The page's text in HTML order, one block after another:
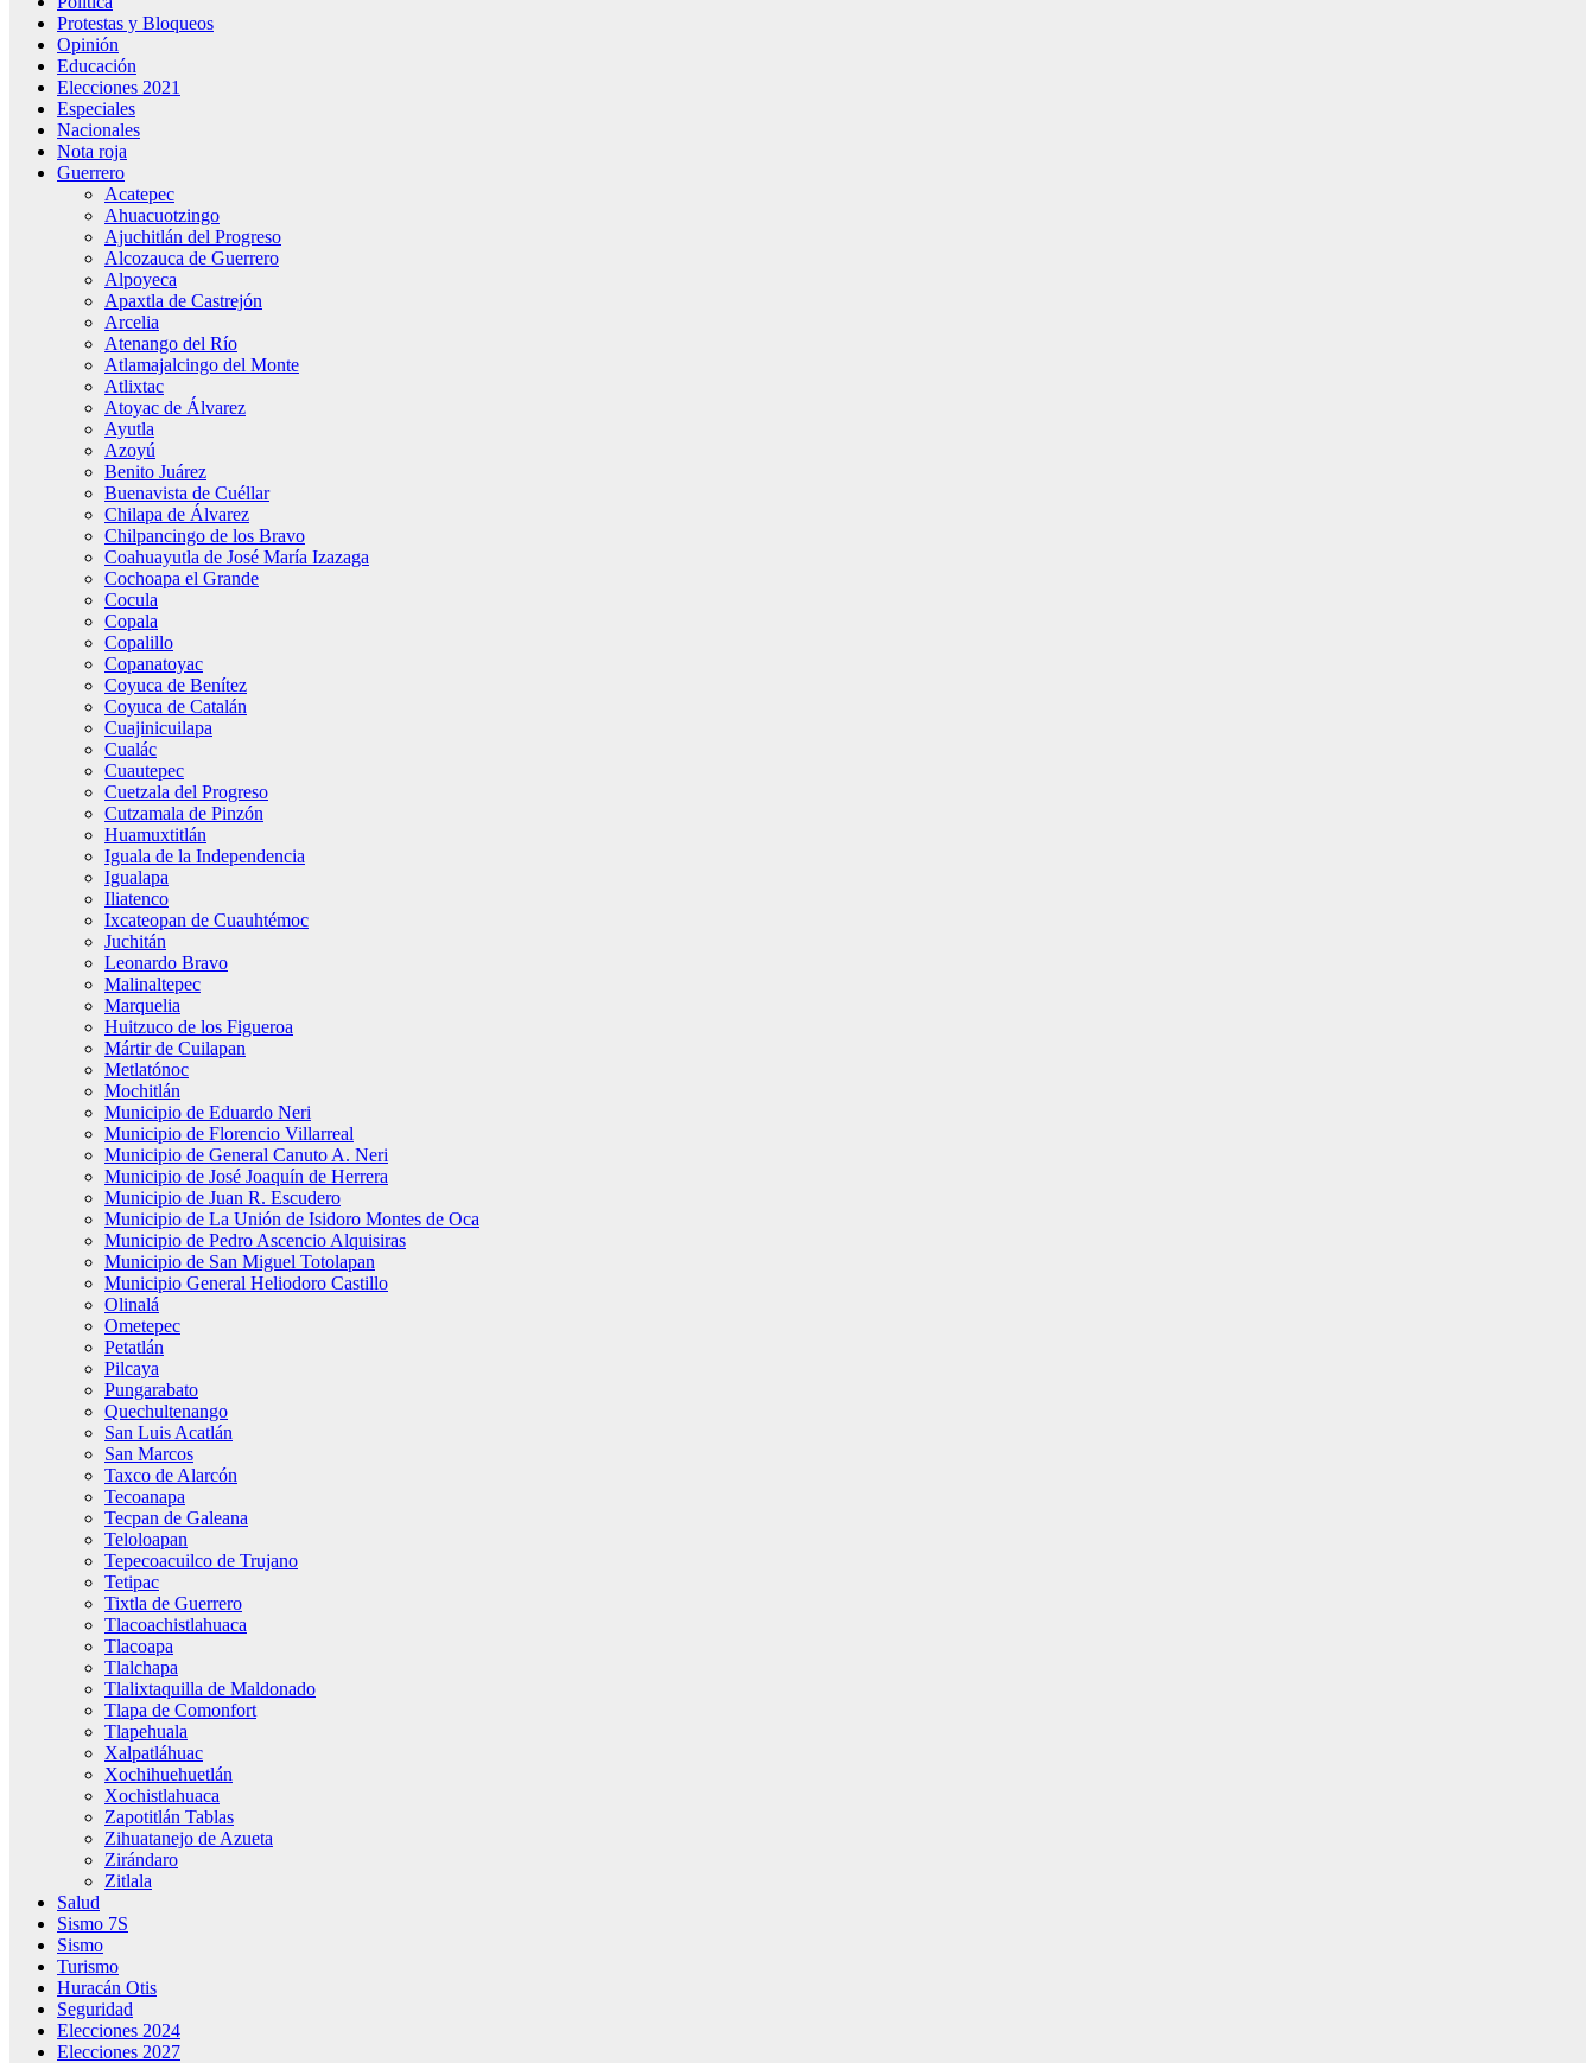
Protestas y Bloqueos
Opinión
Educación
Elecciones 2021
Especiales
Nacionales
Nota roja
Guerrero
Acatepec
Ahuacuotzingo
Ajuchitlán del Progreso
Alcozauca de Guerrero
Alpoyeca
Apaxtla de Castrejón
Arcelia
Atenango del Río
Atlamajalcingo del Monte
Atlixtac
Atoyac de Álvarez
Ayutla
Azoyú
Benito Juárez
Buenavista de Cuéllar
Chilapa de Álvarez
Chilpancingo de los Bravo
Coahuayutla de José María Izazaga
Cochoapa el Grande
Cocula
Copala
Copalillo
Copanatoyac
Coyuca de Benítez
Coyuca de Catalán
Cuajinicuilapa
Cualác
Cuautepec
Cuetzala del Progreso
Cutzamala de Pinzón
Huamuxtitlán
Iguala de la Independencia
Igualapa
Iliatenco
Ixcateopan de Cuauhtémoc
Juchitán
Leonardo Bravo
Malinaltepec
Marquelia
Huitzuco de los Figueroa
Mártir de Cuilapan
Metlatónoc
Mochitlán
Municipio de Eduardo Neri
Municipio de Florencio Villarreal
Municipio de General Canuto A. Neri
Municipio de José Joaquín de Herrera
Municipio de Juan R. Escudero
Municipio de La Unión de Isidoro Montes de Oca
Municipio de Pedro Ascencio Alquisiras
Municipio de San Miguel Totolapan
Municipio General Heliodoro Castillo
Olinalá
Ometepec
Petatlán
Pilcaya
Pungarabato
Quechultenango
San Luis Acatlán
San Marcos
Taxco de Alarcón
Tecoanapa
Tecpan de Galeana
Teloloapan
Tepecoacuilco de Trujano
Tetipac
Tixtla de Guerrero
Tlacoachistlahuaca
Tlacoapa
Tlalchapa
Tlalixtaquilla de Maldonado
Tlapa de Comonfort
Tlapehuala
Xalpatláhuac
Xochihuehuetlán
Xochistlahuaca
Zapotitlán Tablas
Zihuatanejo de Azueta
Zirándaro
Zitlala
Salud
Sismo 7S
Sismo
Turismo
Huracán Otis
Seguridad
Elecciones 2024
Elecciones 2027